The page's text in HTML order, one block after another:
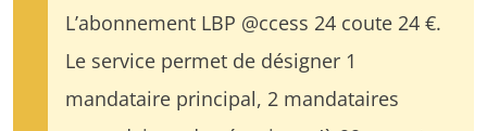
L’abonnement LBP @ccess 24 coute 24 €.
Le service permet de désigner 1
mandataire principal, 2 mandataires